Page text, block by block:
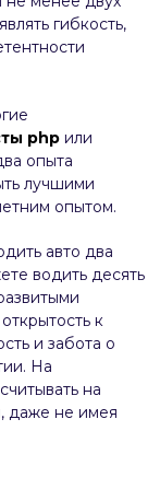
гибкость,
php или
опыта
лучшими
опытом.
авто два
водить десять
к
и забота о
На
на
даже не имея